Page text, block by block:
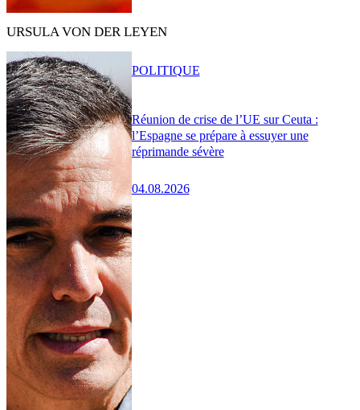
URSULA VON DER LEYEN
Réunion de crise de l’UE sur Ceuta :
l’Espagne se prépare à essuyer une
réprimande sévère
04.08.2026
POLITIQUE